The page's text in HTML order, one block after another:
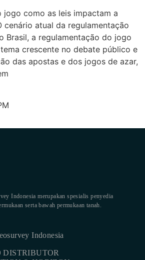
jogo como as leis impactam a
cenário atual da regulamentação
Brasil, a regulamentação do jogo
crescente no debate público e
das apostas e dos jogos de azar,
Indonesia merupakan spesialis penyedia
serta bawah permukaan tanah.
Indonesia
DISTRIBUTOR